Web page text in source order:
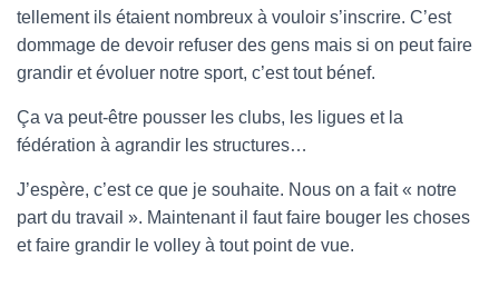
tellement ils étaient nombreux à vouloir s’inscrire. C’est
dommage de devoir refuser des gens mais si on peut faire
grandir et évoluer notre sport, c’est tout bénef.
Ça va peut-être pousser les clubs, les ligues et la
fédération à agrandir les structures…
J’espère, c’est ce que je souhaite. Nous on a fait « notre
part du travail ». Maintenant il faut faire bouger les choses
et faire grandir le volley à tout point de vue.